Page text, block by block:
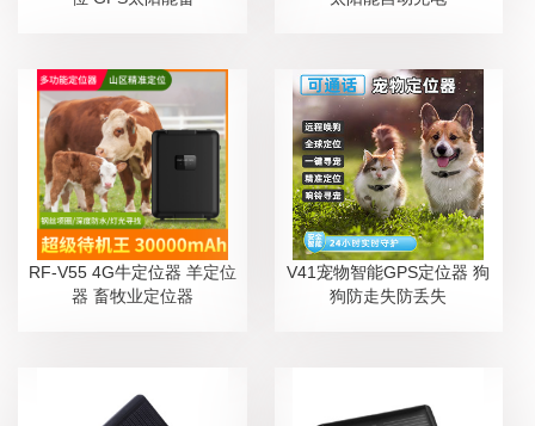
RF-V55 4G牛定位器 羊定位
器 畜牧业定位器
V41宠物智能GPS定位器 狗
狗防走失防丢失